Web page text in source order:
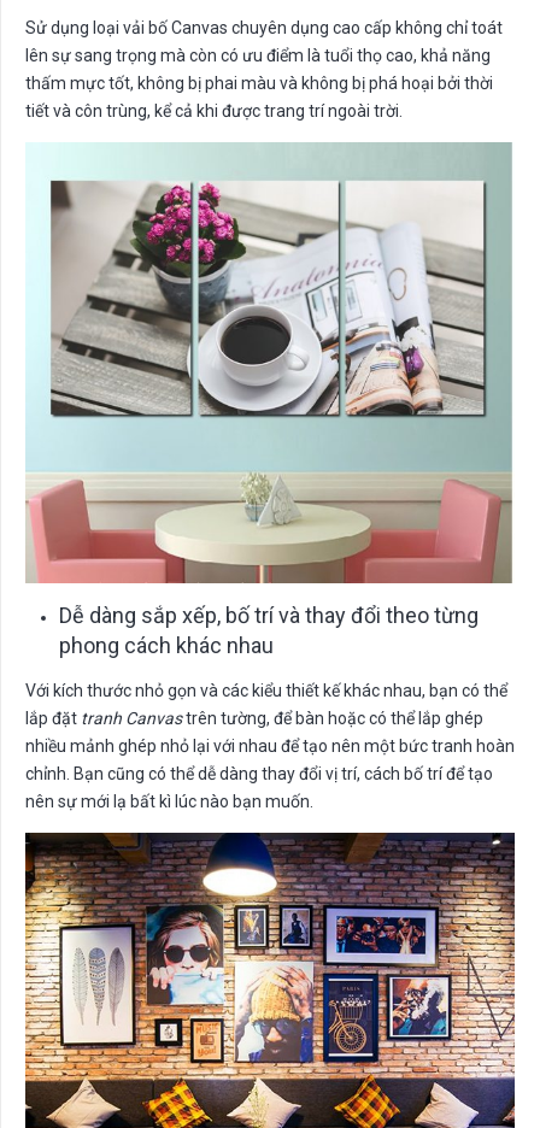
Sử dụng loại vải bố Canvas chuyên dụng cao cấp không chỉ toát
lên sự sang trọng mà còn có ưu điểm là tuổi thọ cao, khả năng
thấm mực tốt, không bị phai màu và không bị phá hoại bởi thời
tiết và côn trùng, kể cả khi được trang trí ngoài trời.
Dễ dàng sắp xếp, bố trí và thay đổi theo từng
phong cách khác nhau
Với kích thước nhỏ gọn và các kiểu thiết kế khác nhau, bạn có thể
lắp đặt tranh Canvastrên tường, để bàn hoặc có thể lắp ghép
nhiều mảnh ghép nhỏ lại với nhau để tạo nên một bức tranh hoàn
chỉnh. Bạn cũng có thể dễ dàng thay đổi vị trí, cách bố trí để tạo
nên sự mới lạ bất kì lúc nào bạn muốn.